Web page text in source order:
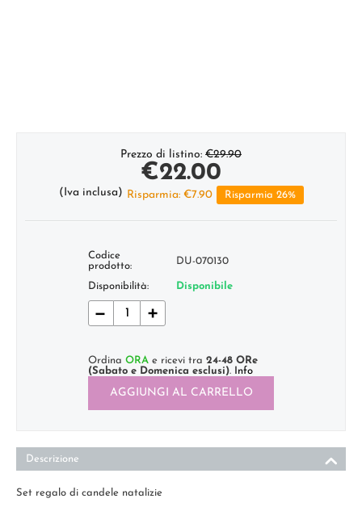
Prezzo di listino: €29.90
€22.00
(Iva inclusa) Risparmia: €7.90 Risparmia 26%
Codice
prodotto:
DU-070130
Disponibilità: Disponibile
+
−
Ordina ORA e ricevi tra 24-48 ORe
(Sabato e Domenica esclusi). Info
AGGIUNGI AL CARRELLO
Descrizione
Set regalo di candele natalizie